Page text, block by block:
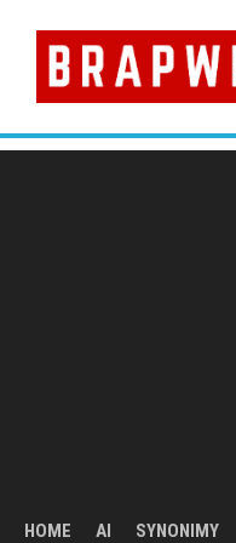
content
HOME AI SYNONIMY